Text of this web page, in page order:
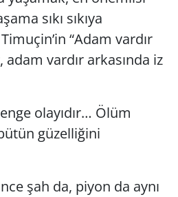
sıkı sıkıya
“Adam vardır
adam vardır arkasında iz
olayıdır… Ölüm
güzelliğini
şah da, piyon da aynı